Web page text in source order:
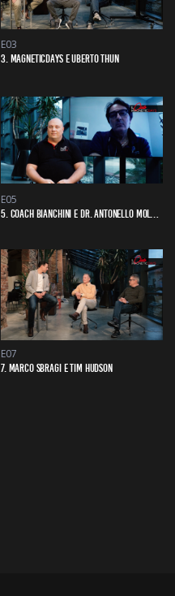
E03
3. MAGNETICDAYS E UBERTO THUN
E05
E07
7. MARCO SBRAGI E TIM HUDSON